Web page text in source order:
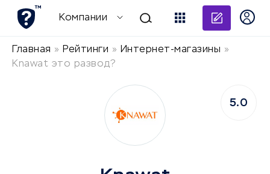
Компании
Главная » Рейтинги » Интернет-магазины »
Knawat это развод?
5.0